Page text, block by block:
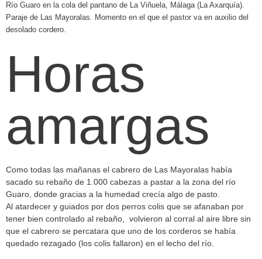
Río Guaro en la cola del pantano de La Viñuela, Málaga (La Axarquía).
Paraje de Las Mayoralas. Momento en el que el pastor va en auxilio del
desolado cordero.
Horas
amargas
Como todas las mañanas el cabrero de Las Mayoralas había
sacado su rebaño de 1.000 cabezas a pastar a la zona del río
Guaro, donde gracias a la humedad crecía algo de pasto.
Al atardecer y guiados por dos perros colis que se afanaban por
tener bien controlado al rebaño, volvieron al corral al aire libre sin
que el cabrero se percatara que uno de los corderos se había
quedado rezagado (los colis fallaron) en el lecho del río.